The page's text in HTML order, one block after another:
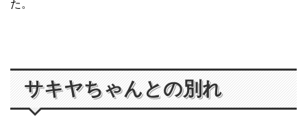
た。
サキヤちゃんとの別れ